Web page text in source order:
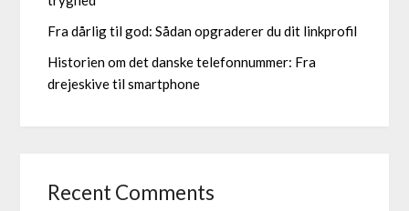
Fra dårlig til god: Sådan opgraderer du dit linkprofil
Historien om det danske telefonnummer: Fra
drejeskive til smartphone
Recent Comments